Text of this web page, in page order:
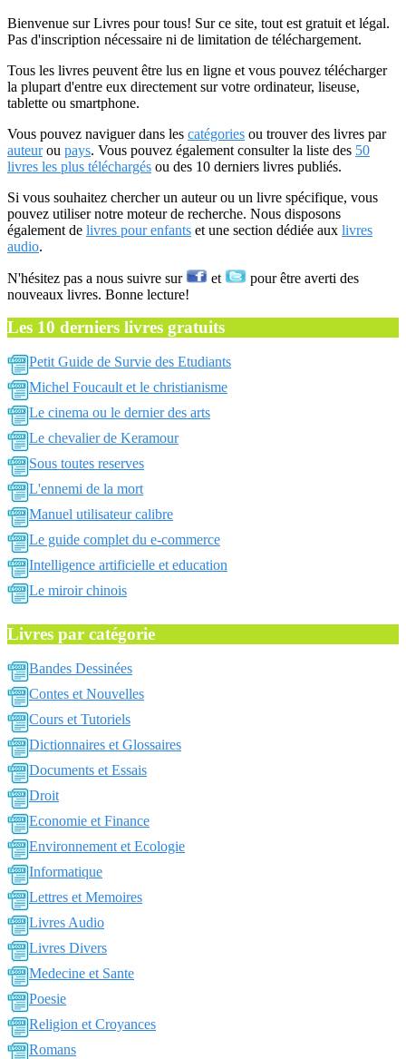
Bienvenue sur Livres pour tous! Sur ce site, tout est gratuit et légal.
Pas d'inscription nécessaire ni de limitation de téléchargement.
Tous les livres peuvent être lus en ligne et vous pouvez télécharger
la plupart d'entre eux directement sur votre ordinateur, liseuse,
tablette ou smartphone.
Vous pouvez naviguer dans les catégories ou trouver des livres par
auteurou pays. Vous pouvez également consulter la liste des 50
livres les plus téléchargés ou des 10 derniers livres publiés.
Si vous souhaitez chercher un auteur ou un livre spécifique, vous
pouvez utiliser notre moteur de recherche. Nous disposons
également de livres pour enfants et une section dédiée aux livres
audio.
N'hésitez pas a nous suivre sur et
pour être averti des
nouveaux livres. Bonne lecture!
Les 10 derniers livres gratuits
Petit Guide de Survie des Etudiants
Michel Foucault et le christianisme
Le cinema ou le dernier des arts
Le chevalier de Keramour
Sous toutes reserves
L'ennemi de la mort
Manuel utilisateur calibre
Le guide complet du e-commerce
Intelligence artificielle et education
Le miroir chinois
Livres par catégorie
Bandes Dessinées
Contes et Nouvelles
Cours et Tutoriels
Dictionnaires et Glossaires
Documents et Essais
Droit
Economie et Finance
Environnement et Ecologie
Informatique
Lettres et Memoires
Livres Audio
Livres Divers
Medecine et Sante
Poesie
Religion et Croyances
Romans